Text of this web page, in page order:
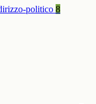
politico 8